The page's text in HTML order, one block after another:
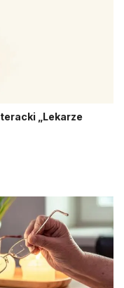
„Lekarze